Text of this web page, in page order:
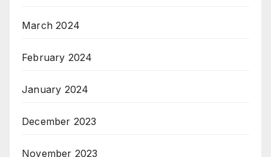
March 2024
February 2024
January 2024
December 2023
November 2023